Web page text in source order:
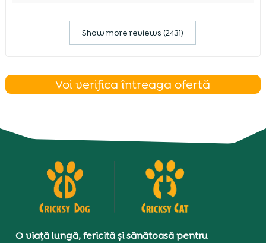
Show more reviews (2431)
Voi verifica întreaga ofertă
O viață lungă, fericită și sănătoasă pentru